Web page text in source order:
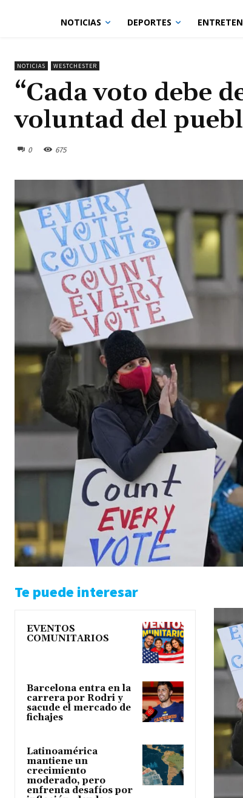
NOTICIAS DEPORTES
NOTICIAS WESTCHESTER
“Cada voto debe
voluntad del
0 675
Te puede interesar
EVENTOS
COMUNITARIOS
Barcelona entra en la
carrera por Rodri y
sacude el mercado de
fichajes
Latinoamérica
mantiene un
crecimiento
moderado, pero
enfrenta desafíos por